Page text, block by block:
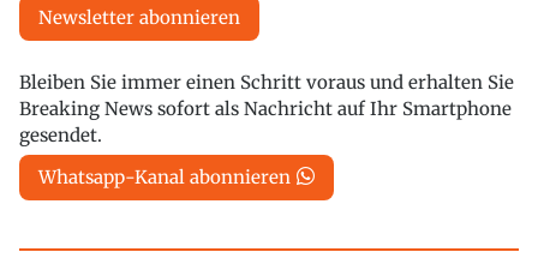
Newsletter abonnieren
Bleiben Sie immer einen Schritt voraus und erhalten Sie
Breaking News sofort als Nachricht auf Ihr Smartphone
gesendet.
Whatsapp-Kanal abonnieren